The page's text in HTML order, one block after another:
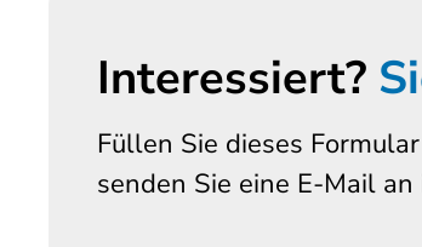
Interessiert?
Füllen Sie dieses
senden Sie eine E-Mail an